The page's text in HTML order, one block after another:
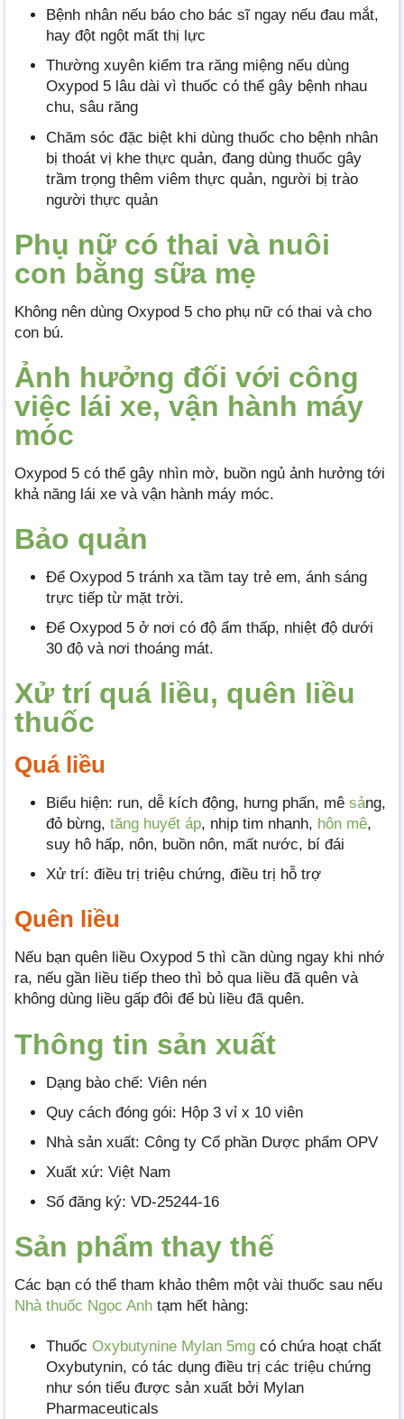
Bệnh nhân nếu báo cho bác sĩ ngay nếu đau mắt,
hay đột ngột mất thị lực
Thường xuyên kiểm tra răng miệng nếu dùng
Oxypod 5 lâu dài vì thuốc có thể gây bệnh nhau
chu, sâu răng
Chăm sóc đặc biệt khi dùng thuốc cho bệnh nhân
bị thoát vị khe thực quản, đang dùng thuốc gây
trầm trọng thêm viêm thực quản, người bị trào
người thực quản
Phụ nữ có thai và nuôi
con bằng sữa mẹ
Không nên dùng Oxypod 5 cho phụ nữ có thai và cho
con bú.
Ảnh hưởng đối với công
việc lái xe, vận hành máy
móc
Oxypod 5 có thể gây nhìn mờ, buồn ngủ ảnh hưởng tới
khả năng lái xe và vận hành máy móc.
Bảo quản
Để Oxypod 5 tránh xa tầm tay trẻ em, ánh sáng
trực tiếp từ mặt trời.
Để Oxypod 5 ở nơi có độ ẩm thấp, nhiệt độ dưới
30 độ và nơi thoáng mát.
Xử trí quá liều, quên liều
thuốc
Quá liều
Biểu hiện: run, dễ kích động, hưng phấn, mê sảng,
đỏ bừng, tăng huyết áp, nhịp tim nhanh, hôn mê,
suy hô hấp, nôn, buồn nôn, mất nước, bí đái
Xử trí: điều trị triệu chứng, điều trị hỗ trợ
Quên liều
Nếu bạn quên liều Oxypod 5 thì cần dùng ngay khi nhớ
ra, nếu gần liều tiếp theo thì bỏ qua liều đã quên và
không dùng liều gấp đôi để bù liều đã quên.
Thông tin sản xuất
Dạng bào chế: Viên nén
Quy cách đóng gói: Hộp 3 vỉ x 10 viên
Nhà sản xuất: Công ty Cổ phần Dược phẩm OPV
Xuất xứ: Việt Nam
Số đăng ký: VD-25244-16
Sản phẩm thay thế
Các bạn có thể tham khảo thêm một vài thuốc sau nếu
Nhà thuốc Ngọc Anh tạm hết hàng:
Thuốc Oxybutynine Mylan 5mg có chứa hoạt chất
Oxybutynin, có tác dụng điều trị các triệu chứng
như són tiểu được sản xuất bởi Mylan
Pharmaceuticals